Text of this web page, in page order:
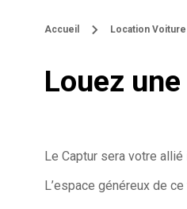
Accueil Location
Louez
Le Captur sera votre
L’espace généreux de